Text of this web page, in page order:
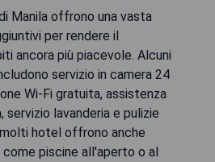
Manila offrono una vasta
per rendere il
ancora più piacevole. Alcuni
servizio in camera 24
Wi-Fi gratuita, assistenza
lavanderia e pulizie
hotel offrono anche
piscine all'aperto o al